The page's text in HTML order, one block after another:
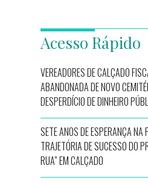
Acesso Rápido
VEREADORES DE CALÇADO
ABANDONADA DE NOVO
DESPERDÍCIO DE DINHEIRO
SETE ANOS DE ESPERANÇA NA
TRAJETÓRIA DE SUCESSO DO
RUA” EM CALÇADO